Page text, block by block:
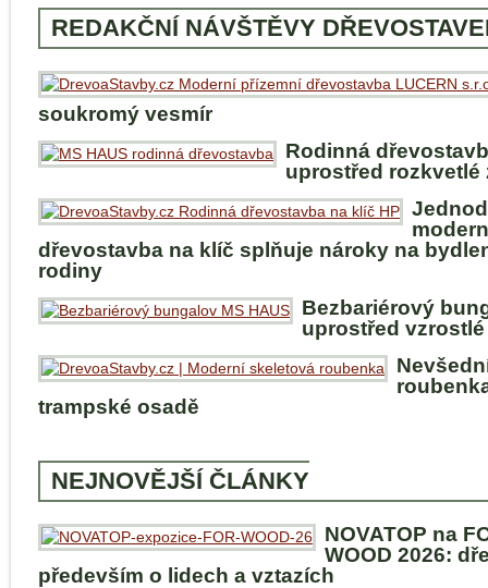
REDAKČNÍ NÁVŠTĚVY
soukromý vesmír
Rodinná
uprostřed rozkvetlé
dřevostavba na klíč splňuje nároky na
rodiny
Bezbariérový
uprostřed
trampské osadě
NEJNOVĚJŠÍ ČLÁNKY
NOVATOP na
WOOD 2026:
především o lidech a vztazích